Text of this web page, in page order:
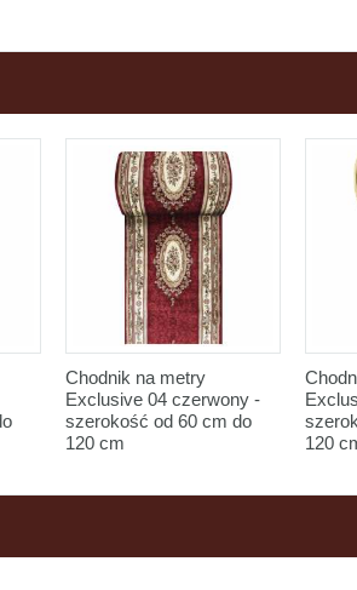
Chodnik na metry
Exclusive 04 czerwony -
szerokość od 60 cm do
120 cm
120